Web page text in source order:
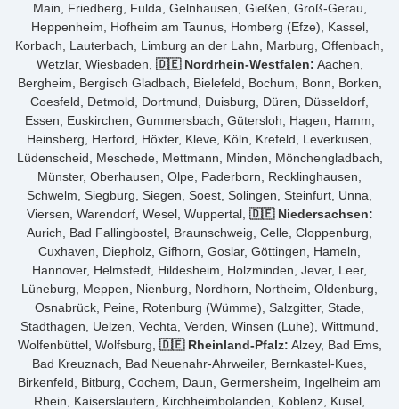
Main, Friedberg, Fulda, Gelnhausen, Gießen, Groß-Gerau,
Heppenheim, Hofheim am Taunus, Homberg (Efze), Kassel,
Korbach, Lauterbach, Limburg an der Lahn, Marburg, Offenbach,
Wetzlar, Wiesbaden, 🇩🇪 Nordrhein-Westfalen: Aachen,
Bergheim, Bergisch Gladbach, Bielefeld, Bochum, Bonn, Borken,
Coesfeld, Detmold, Dortmund, Duisburg, Düren, Düsseldorf,
Essen, Euskirchen, Gummersbach, Gütersloh, Hagen, Hamm,
Heinsberg, Herford, Höxter, Kleve, Köln, Krefeld, Leverkusen,
Lüdenscheid, Meschede, Mettmann, Minden, Mönchengladbach,
Münster, Oberhausen, Olpe, Paderborn, Recklinghausen,
Schwelm, Siegburg, Siegen, Soest, Solingen, Steinfurt, Unna,
Viersen, Warendorf, Wesel, Wuppertal, 🇩🇪 Niedersachsen:
Aurich, Bad Fallingbostel, Braunschweig, Celle, Cloppenburg,
Cuxhaven, Diepholz, Gifhorn, Goslar, Göttingen, Hameln,
Hannover, Helmstedt, Hildesheim, Holzminden, Jever, Leer,
Lüneburg, Meppen, Nienburg, Nordhorn, Northeim, Oldenburg,
Osnabrück, Peine, Rotenburg (Wümme), Salzgitter, Stade,
Stadthagen, Uelzen, Vechta, Verden, Winsen (Luhe), Wittmund,
Wolfenbüttel, Wolfsburg, 🇩🇪 Rheinland-Pfalz: Alzey, Bad Ems,
Bad Kreuznach, Bad Neuenahr-Ahrweiler, Bernkastel-Kues,
Birkenfeld, Bitburg, Cochem, Daun, Germersheim, Ingelheim am
Rhein, Kaiserslautern, Kirchheimbolanden, Koblenz, Kusel,